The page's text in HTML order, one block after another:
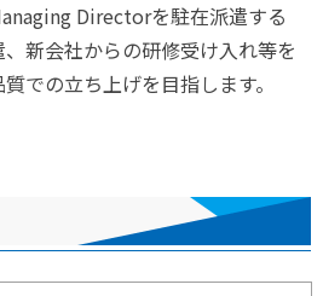
Directorを駐在派遣する
新会社からの研修受け入れ等を
での立ち上げを目指します。